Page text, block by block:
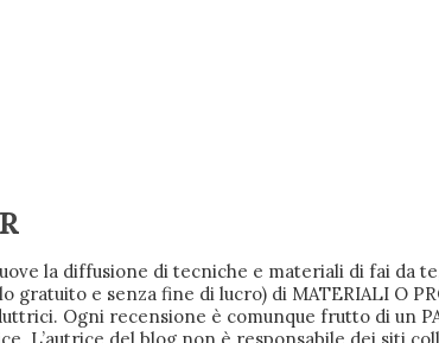
la diffusione di tecniche e materiali di fai da
gratuito e senza fine di lucro) di MATERIALI O
Ogni recensione è comunque frutto di un
L’autrice del blog non è responsabile dei siti